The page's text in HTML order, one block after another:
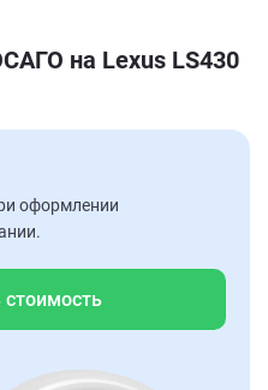
на Lexus LS430
оформлении
стоимость